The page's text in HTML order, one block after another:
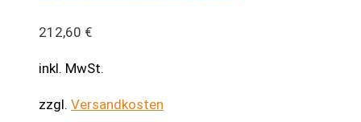
212,60 €
inkl. MwSt.
zzgl. Versandkosten